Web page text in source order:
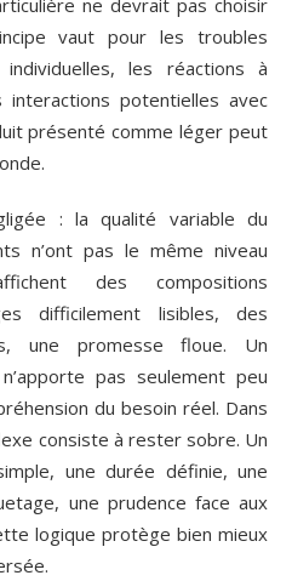
vaut pour les troubles
les réactions à
potentielles avec
présenté comme léger peut
: la qualité variable du
n’ont pas le même niveau
des compositions
difficilement lisibles, des
une promesse floue. Un
pas seulement peu
du besoin réel. Dans
consiste à rester sobre. Un
une durée définie, une
une prudence face aux
logique protège bien mieux